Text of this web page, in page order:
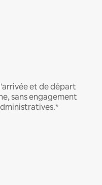
et de départ
sans engagement